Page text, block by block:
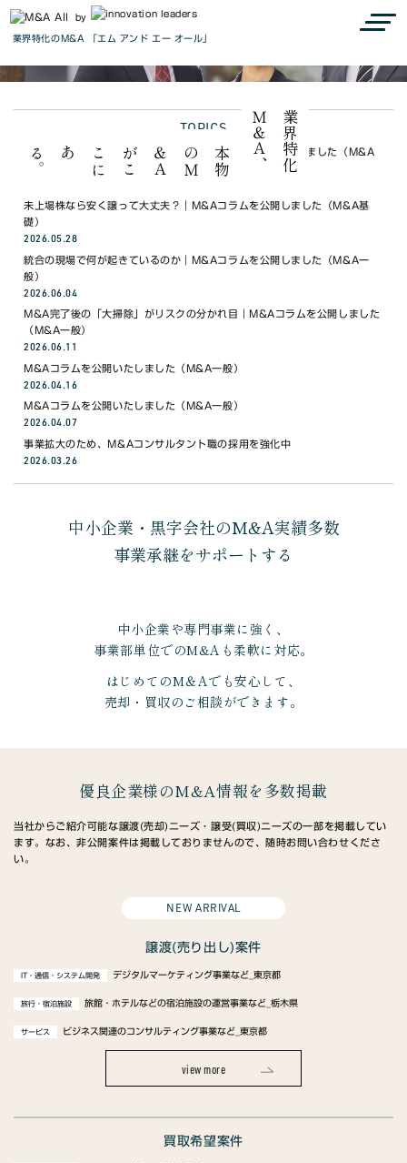
by
業界特化のM&A 「エム アンド エー オール」
業
界
特
化
Ｍ
＆
Ａ
、
本
物
の
Ｍ
＆
Ａ
が
こ
こ
に
ある
。
TOPICS
銀行や士業にM&Aを勧められたら？｜M&Aコラムを公開しました（M&A
一般）
未上場株なら安く譲って大丈夫？｜M&Aコラムを公開しました（M&A基
礎）
2026.05.28
統合の現場で何が起きているのか｜M&Aコラムを公開しました（M&A一
般）
2026.06.04
M&A完了後の「大掃除」がリスクの分かれ目｜M&Aコラムを公開しました
（M&A一般）
2026.06.11
M&Aコラムを公開いたしました（M&A一般）
2026.04.16
M&Aコラムを公開いたしました（M&A一般）
2026.04.07
事業拡大のため、M&Aコンサルタント職の採用を強化中
2026.03.26
中小企業・黒字会社のM&A実績多数
事業承継をサポートする
中小企業や専門事業に強く、
事業部単位でのM&Aも柔軟に対応。
はじめてのM＆Aでも安心して、
売却・買収のご相談ができます。
優良企業様のM&A情報を多数掲載
当社からご紹介可能な譲渡(売却)ニーズ・譲受(買収)ニーズの一部を掲載してい
ます。なお、非公開案件は掲載しておりませんので、随時お問い合わせくださ
い。
NEW ARRIVAL
譲渡(売り出し)案件
IT・通信・システム開発 デジタルマーケティング事業など_東京都
旅行・宿泊施設 旅館・ホテルなどの宿泊施設の運営事業など_栃木県
サービス ビジネス関連のコンサルティング事業など_東京都
view more
買取希望案件